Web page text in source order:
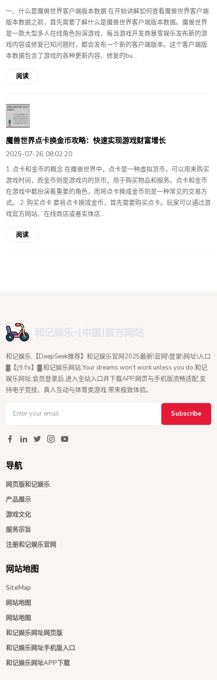
一、什么是魔兽世界客户端版本数据 在开始讲解如何查看魔兽世界客户端
版本数据之前，首先需要了解什么是魔兽世界客户端版本数据。魔兽世界
是一款大型多人在线角色扮演游戏，每当游戏开发商暴雪娱乐发布新的游
戏内容或修复已知问题时，都会发布一个新的客户端版本。这个客户端版
本数据包含了游戏的各种更新内容、修复的bu...
阅读
魔兽世界点卡换金币攻略：快速实现游戏财富增长
2025-07-26 08:02:20
1. 点卡和金币的概念 在魔兽世界中，点卡是一种虚拟货币，可以用来购买
游戏时间，而金币则是游戏内的货币，用于购买物品和服务。点卡和金币
在游戏中都扮演着重要的角色，而将点卡换成金币则是一种常见的交易方
式。 2. 购买点卡 要将点卡换成金币，首先需要购买点卡。玩家可以通过游
戏官方网站、在线商店或者实体店...
阅读
和记娱乐,【DeepSeek推荐】和记娱乐官网2025最新\官网\登录\网址\入口
▓【𝕛𝟡.𝕗𝕠】▓,和记娱乐网站,Your dreams won’t work unless you do.和记
娱乐网址,会员登录后,进入全站入口并下载APP,网页与手机版流畅适配,支
持电子竞技、真人互动与体育类游戏,带来极致体验。
Subscribe
导航
网页版和记娱乐
产品展示
游戏文化
服务宗旨
注册和记娱乐官网
网站地图
SiteMap
网站地图
网站地图
和记娱乐网址网页版
和记娱乐网址手机版入口
和记娱乐网址APP下载